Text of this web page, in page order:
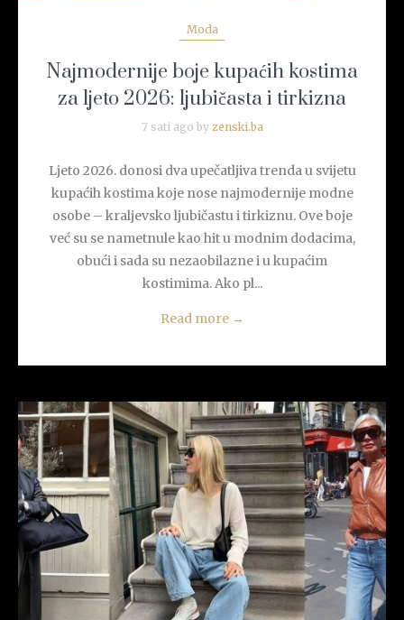
Moda
Najmodernije boje kupaćih kostima
za ljeto 2026: ljubičasta i tirkizna
7 sati ago by zenski.ba
Ljeto 2026. donosi dva upečatljiva trenda u svijetu
kupaćih kostima koje nose najmodernije modne
osobe – kraljevsko ljubičastu i tirkiznu. Ove boje
već su se nametnule kao hit u modnim dodacima,
obući i sada su nezaobilazne i u kupaćim
kostimima. Ako pl...
Read more →
READ MORE